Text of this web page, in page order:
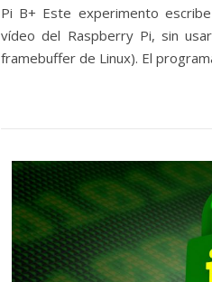
Pi B+ Este experimento
vídeo del Raspberry Pi, sin
framebuffer de Linux). El